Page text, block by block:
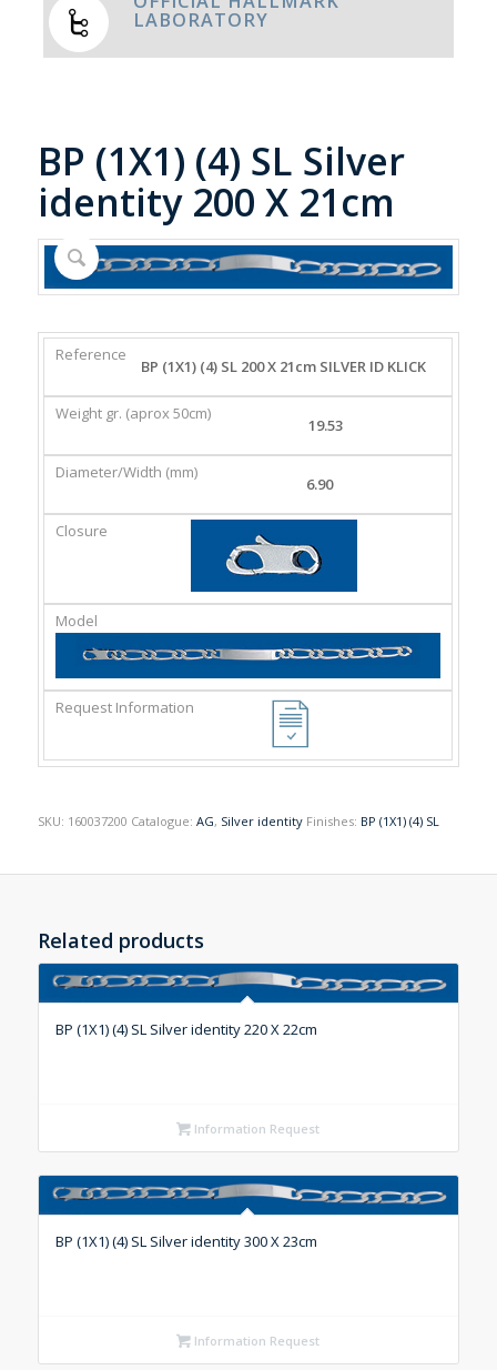
LABORATORY
BP (1X1) (4) SL Silver
identity 200 X 21cm
REFERENCE
WEIGHT
GR.
(APROX
DIAMETER/WIDTH CLASP
BP (1X1) (4) SL 200 X 21cm SILVER ID KLICK
19.53
6.90
SKU: 160037200 Catalogue: AG, Silver identity Finishes: BP (1X1) (4) SL
Related products
BP (1X1) (4) SL Silver identity 220 X 22cm
Information Request
BP (1X1) (4) SL Silver identity 300 X 23cm
Information Request